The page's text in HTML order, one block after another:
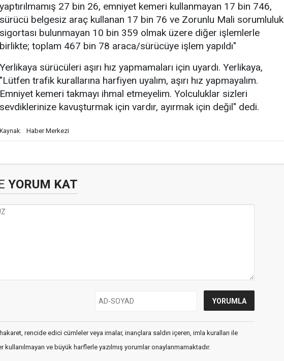
yaptırılmamış 27 bin 26, emniyet kemeri kullanmayan 17 bin 746,
sürücü belgesiz araç kullanan 17 bin 76 ve Zorunlu Mali sorumluluk
sigortası bulunmayan 10 bin 359 olmak üzere diğer işlemlerle
birlikte; toplam 467 bin 78 araca/sürücüye işlem yapıldı"
Yerlikaya sürücüleri aşırı hız yapmamaları için uyardı. Yerlikaya,
"Lütfen trafik kurallarına harfiyen uyalım, aşırı hız yapmayalım.
Emniyet kemeri takmayı ihmal etmeyelim. Yolculuklar sizleri
sevdiklerinize kavuşturmak için vardır, ayırmak için değil" dedi.
Kaynak: Haber Merkezi
YORUM KAT
rencide edici cümleler veya imalar, inançlara saldırı içeren, imla kuralları ile
kullanılmayan ve büyük harflerle yazılmış yorumlar onaylanmamaktadır.